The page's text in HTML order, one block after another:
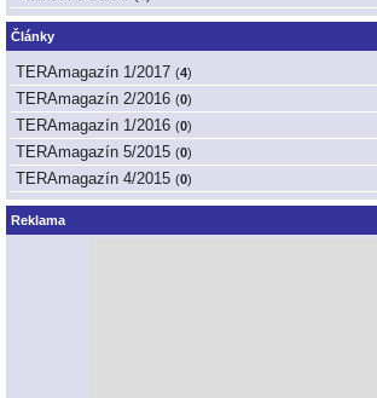
Články
TERAmagazín 1/2017 (4)
TERAmagazín 2/2016 (0)
TERAmagazín 1/2016 (0)
TERAmagazín 5/2015 (0)
TERAmagazín 4/2015 (0)
Reklama